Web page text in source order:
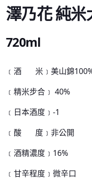
澤乃花 純米
720ml
﹝酒 米﹞美山錦
﹝精米步合﹞ 40%
﹝日本酒度﹞-1
﹝酸 度﹞非公開
﹝酒精濃度﹞16%
﹝甘辛程度﹞微辛口